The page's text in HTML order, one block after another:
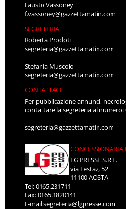
Fausto Vassoney
f.vassoney@gazzettamatin.com
SEGRETERIA
Roberta Prodoti
segreteria@gazzettamatin.com
Stefania Muscolo
segreteria@gazzettamatin.com
CONTATTACI
Per pubblicazione annunci,
contattare la segreteria al numero:
segreteria@gazzettamatin.com
CONCESSIONARIA
LG PRESSE S.R.L.
via Festaz, 52
11100 AOSTA
Tel: 0165.231711
Fax: 0165.1820141
E-mailsegreteria@lgpresse.com